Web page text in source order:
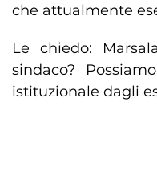
che attualmente
Le chiedo:
sindaco?
istituzionale dagli